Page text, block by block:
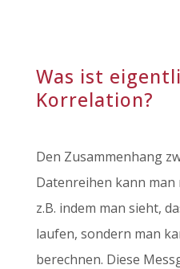
Was ist
Korrelation?
Den Zusammenhang
Datenreihen kann
z.B. indem man sieht,
laufen, sondern man
berechnen. Diese